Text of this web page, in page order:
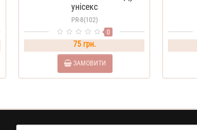
унісекс
PR-8(102)
0
75 грн.
ЗАМОВИТИ